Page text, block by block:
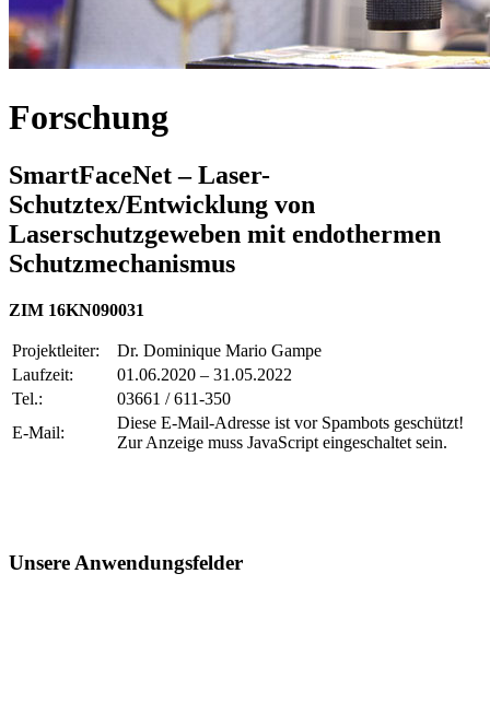
Forschung
SmartFaceNet – Laser-
Schutztex/Entwicklung von
Laserschutzgeweben mit endothermen
Schutzmechanismus
ZIM 16KN090031
Projektleiter:
Dr. Dominique Mario Gampe
Laufzeit:
01.06.2020 – 31.05.2022
Tel.:
03661 / 611-350
E-Mail:
Diese E-Mail-Adresse ist vor Spambots geschützt!
Zur Anzeige muss JavaScript eingeschaltet sein.
Unsere Anwendungsfelder